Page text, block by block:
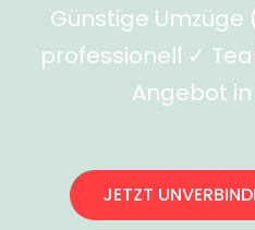
Günstige Umzüge
professionell ✓
Angebot in
JETZT